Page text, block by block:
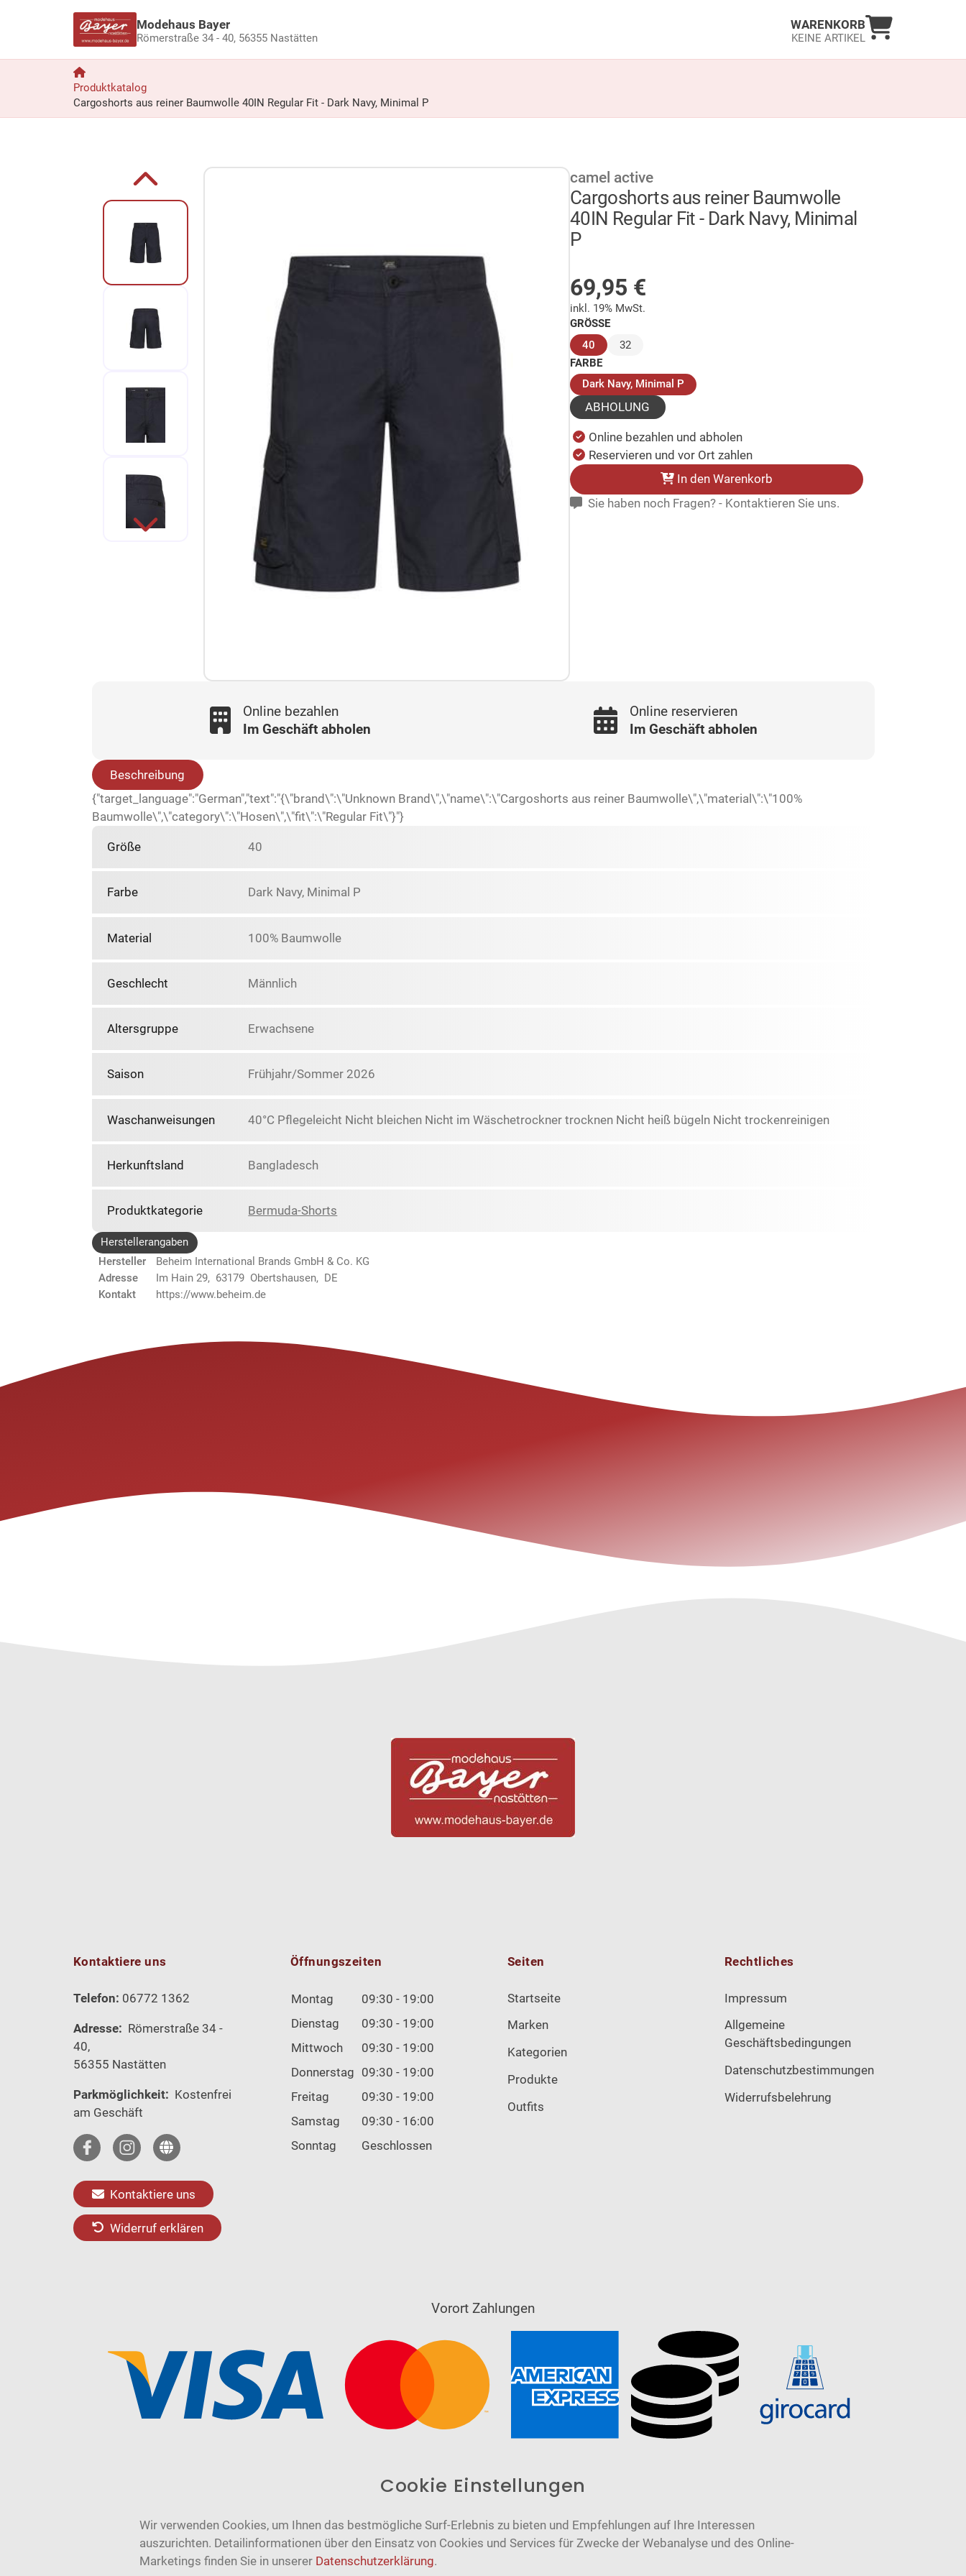
Modehaus Bayer
Römerstraße 34 - 40, 56355 Nastätten
WARENKORB
KEINE ARTIKEL
Warenkorb
Produktkatalog
Cargoshorts aus reiner Baumwolle 40IN Regular Fit - Dark Navy, Minimal P
Zur Produktbeschreibung springen camel active
Cargoshorts aus reiner Baumwolle
40IN Regular Fit - Dark Navy, Minimal
P
69,95 €
inkl. 19% MwSt.
GRÖSSE
40 (ausgewählt)
32
FARBE
Dark Navy, Minimal P (ausgewählt)
ABHOLUNG
Online bezahlen und abholen
Reservieren und vor Ort zahlen
In den Warenkorb
Sie haben noch Fragen? - Kontaktieren Sie uns.
Online bezahlen
Im Geschäft abholen
Online reservieren
Im Geschäft abholen
Beschreibung
{"target_language":"German","text":"{\"brand\":\"Unknown Brand\",\"name\":\"Cargoshorts aus reiner Baumwolle\",\"material\":\"100%
Baumwolle\",\"category\":\"Hosen\",\"fit\":\"Regular Fit\"}"}
Größe 40
Farbe Dark Navy, Minimal P
Material 100% Baumwolle
Geschlecht Männlich
Altersgruppe Erwachsene
Saison Frühjahr/Sommer 2026
Waschanweisungen 40°C Pflegeleicht Nicht bleichen Nicht im Wäschetrockner trocknen Nicht heiß bügeln Nicht trockenreinigen
Herkunftsland Bangladesch
Produktkategorie Bermuda-Shorts
Herstellerangaben
Hersteller
Beheim International Brands GmbH & Co. KG
Adresse
Im Hain 29, 63179 Obertshausen, DE
Kontakt
https://www.beheim.de
Kontaktiere uns
Telefon: 06772 1362
Adresse: Römerstraße 34 -
40,
56355 Nastätten
Parkmöglichkeit: Kostenfrei
am Geschäft
Kontaktiere uns
Widerruf erklären
Öffnungszeiten
Montag
09:30 - 19:00
Dienstag
09:30 - 19:00
Mittwoch
09:30 - 19:00
Donnerstag 09:30 - 19:00
Freitag
09:30 - 19:00
Samstag
09:30 - 16:00
Sonntag
Geschlossen
Seiten
Startseite
Marken
Kategorien
Produkte
Outfits
Rechtliches
Impressum
Allgemeine
Geschäftsbedingungen
Datenschutzbestimmungen
Widerrufsbelehrung
Vorort Zahlungen
Cookie Einstellungen
Wir verwenden Cookies, um Ihnen das bestmögliche Surf-Erlebnis zu bieten und Empfehlungen auf Ihre Interessen
auszurichten. Detailinformationen über den Einsatz von Cookies und Services für Zwecke der Webanalyse und des Online-
Marketings finden Sie in unserer Datenschutzerklärung.